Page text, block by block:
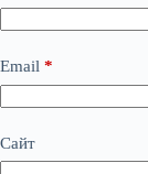
Email *
Сайт